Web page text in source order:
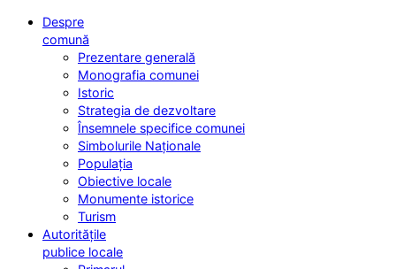
Despre
comună
Prezentare generală
Monografia comunei
Istoric
Strategia de dezvoltare
Însemnele specifice comunei
Simbolurile Naționale
Populația
Obiective locale
Monumente istorice
Turism
Autoritățile
publice locale